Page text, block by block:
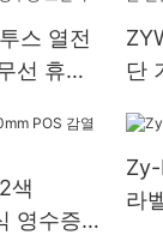
스 열전
선 휴대
단
색
영수증
라